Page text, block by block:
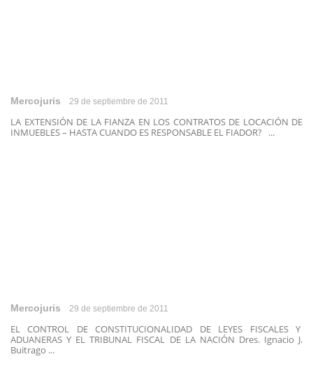
Mercojuris 29 de septiembre de 2011
LA EXTENSIÓN DE LA FIANZA EN LOS CONTRATOS DE LOCACIÓN DE
INMUEBLES – HASTA CUANDO ES RESPONSABLE EL FIADOR? ...
Mercojuris 29 de septiembre de 2011
EL CONTROL DE CONSTITUCIONALIDAD DE LEYES FISCALES Y
ADUANERAS Y EL TRIBUNAL FISCAL DE LA NACIÓN Dres. Ignacio J.
Buitrago ...